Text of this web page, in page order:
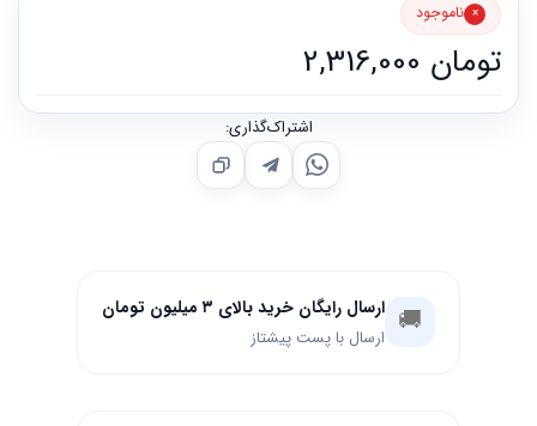
تومان
ناموجود
اشتراک‌گذاری:
🚚 ارسال رایگان خرید بالای ۳ میلیون تومان
ارسال با پست پیشتاز